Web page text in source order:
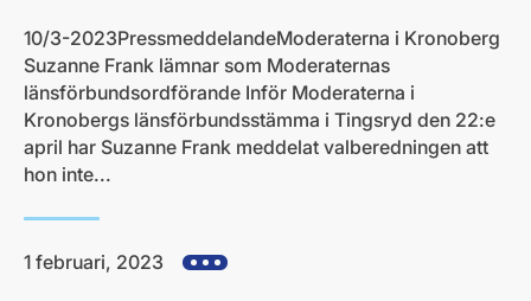
10/3-2023PressmeddelandeModeraterna i Kronoberg
Suzanne Frank lämnar som Moderaternas
länsförbundsordförande Inför Moderaterna i
Kronobergs länsförbundsstämma i Tingsryd den 22:e
april har Suzanne Frank meddelat valberedningen att
hon inte...
1 februari, 2023 Visa alla hjärtefrågor